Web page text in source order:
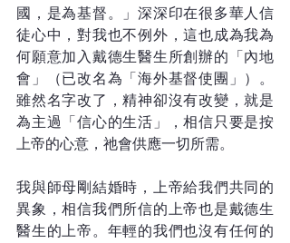
國，是為基督。」深深印在很多華人信
徒心中，對我也不例外，這也成為我為
何願意加入戴德生醫生所創辦的「內地
會」（已改名為「海外基督使團」）。
雖然名字改了，精神卻沒有改變，就是
為主過「信心的生活」，相信只要是按
上帝的心意，祂會供應一切所需。
我與師母剛結婚時，上帝給我們共同的
異象，相信我們所信的上帝也是戴德生
醫生的上帝。年輕的我們也沒有任何的